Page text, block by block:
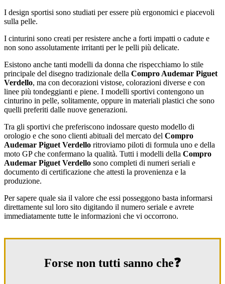
I design sportisi sono studiati per essere più ergonomici e piacevoli
sulla pelle.
I cinturini sono creati per resistere anche a forti impatti o cadute e
non sono assolutamente irritanti per le pelli più delicate.
Esistono anche tanti modelli da donna che rispecchiamo lo stile
principale del disegno tradizionale della Compro Audemar Piguet
Verdello, ma con decorazioni vistose, colorazioni diverse e con
linee più tondeggianti e piene. I modelli sportivi contengono un
cinturino in pelle, solitamente, oppure in materiali plastici che sono
quelli preferiti dalle nuove generazioni.
Tra gli sportivi che preferiscono indossare questo modello di
orologio e che sono clienti abituali del mercato del Compro
Audemar Piguet Verdello ritroviamo piloti di formula uno e della
moto GP che confermano la qualità. Tutti i modelli della Compro
Audemar Piguet Verdello sono completi di numeri seriali e
documento di certificazione che attesti la provenienza e la
produzione.
Per sapere quale sia il valore che essi posseggono basta informarsi
direttamente sul loro sito digitando il numero seriale e avrete
immediatamente tutte le informazioni che vi occorrono.
Forse non tutti sanno che❓